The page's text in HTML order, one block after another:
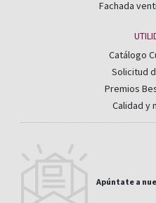
Fachada
Catálogo
Solicitud
Premios
Calidad y
Apúntate a